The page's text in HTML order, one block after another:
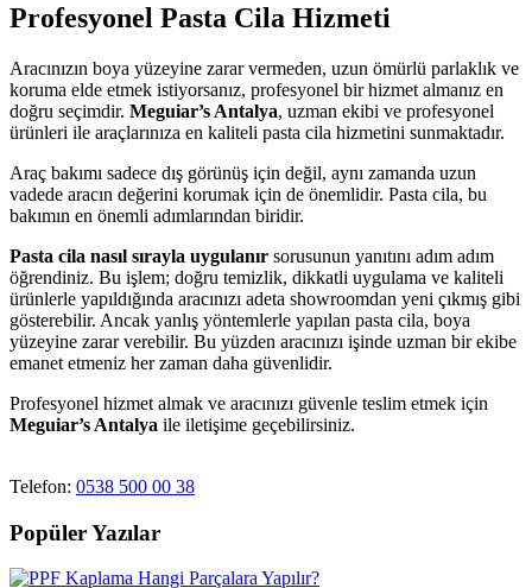
Profesyonel Pasta Cila Hizmeti
Aracınızın boya yüzeyine zarar vermeden, uzun ömürlü parlaklık ve
koruma elde etmek istiyorsanız, profesyonel bir hizmet almanız en
doğru seçimdir. Meguiar’s Antalya, uzman ekibi ve profesyonel
ürünleri ile araçlarınıza en kaliteli pasta cila hizmetini sunmaktadır.
Araç bakımı sadece dış görünüş için değil, aynı zamanda uzun
vadede aracın değerini korumak için de önemlidir. Pasta cila, bu
bakımın en önemli adımlarından biridir.
Pasta cila nasıl sırayla uygulanır sorusunun yanıtını adım adım
öğrendiniz. Bu işlem; doğru temizlik, dikkatli uygulama ve kaliteli
ürünlerle yapıldığında aracınızı adeta showroomdan yeni çıkmış gibi
gösterebilir. Ancak yanlış yöntemlerle yapılan pasta cila, boya
yüzeyine zarar verebilir. Bu yüzden aracınızı işinde uzman bir ekibe
emanet etmeniz her zaman daha güvenlidir.
Profesyonel hizmet almak ve aracınızı güvenle teslim etmek için
Meguiar’s Antalya ile iletişime geçebilirsiniz.
Telefon: 0538 500 00 38
Popüler Yazılar